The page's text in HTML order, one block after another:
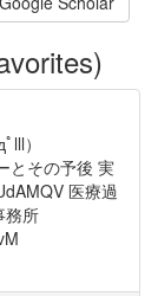
）
とその予後 実
医療過
務所